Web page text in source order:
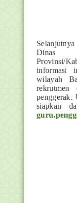
Dinas
Provinsi/
informasi
wilayah
penggerak.
siapkan